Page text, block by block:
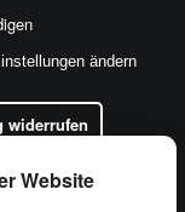
Website
ändern
widerrufen